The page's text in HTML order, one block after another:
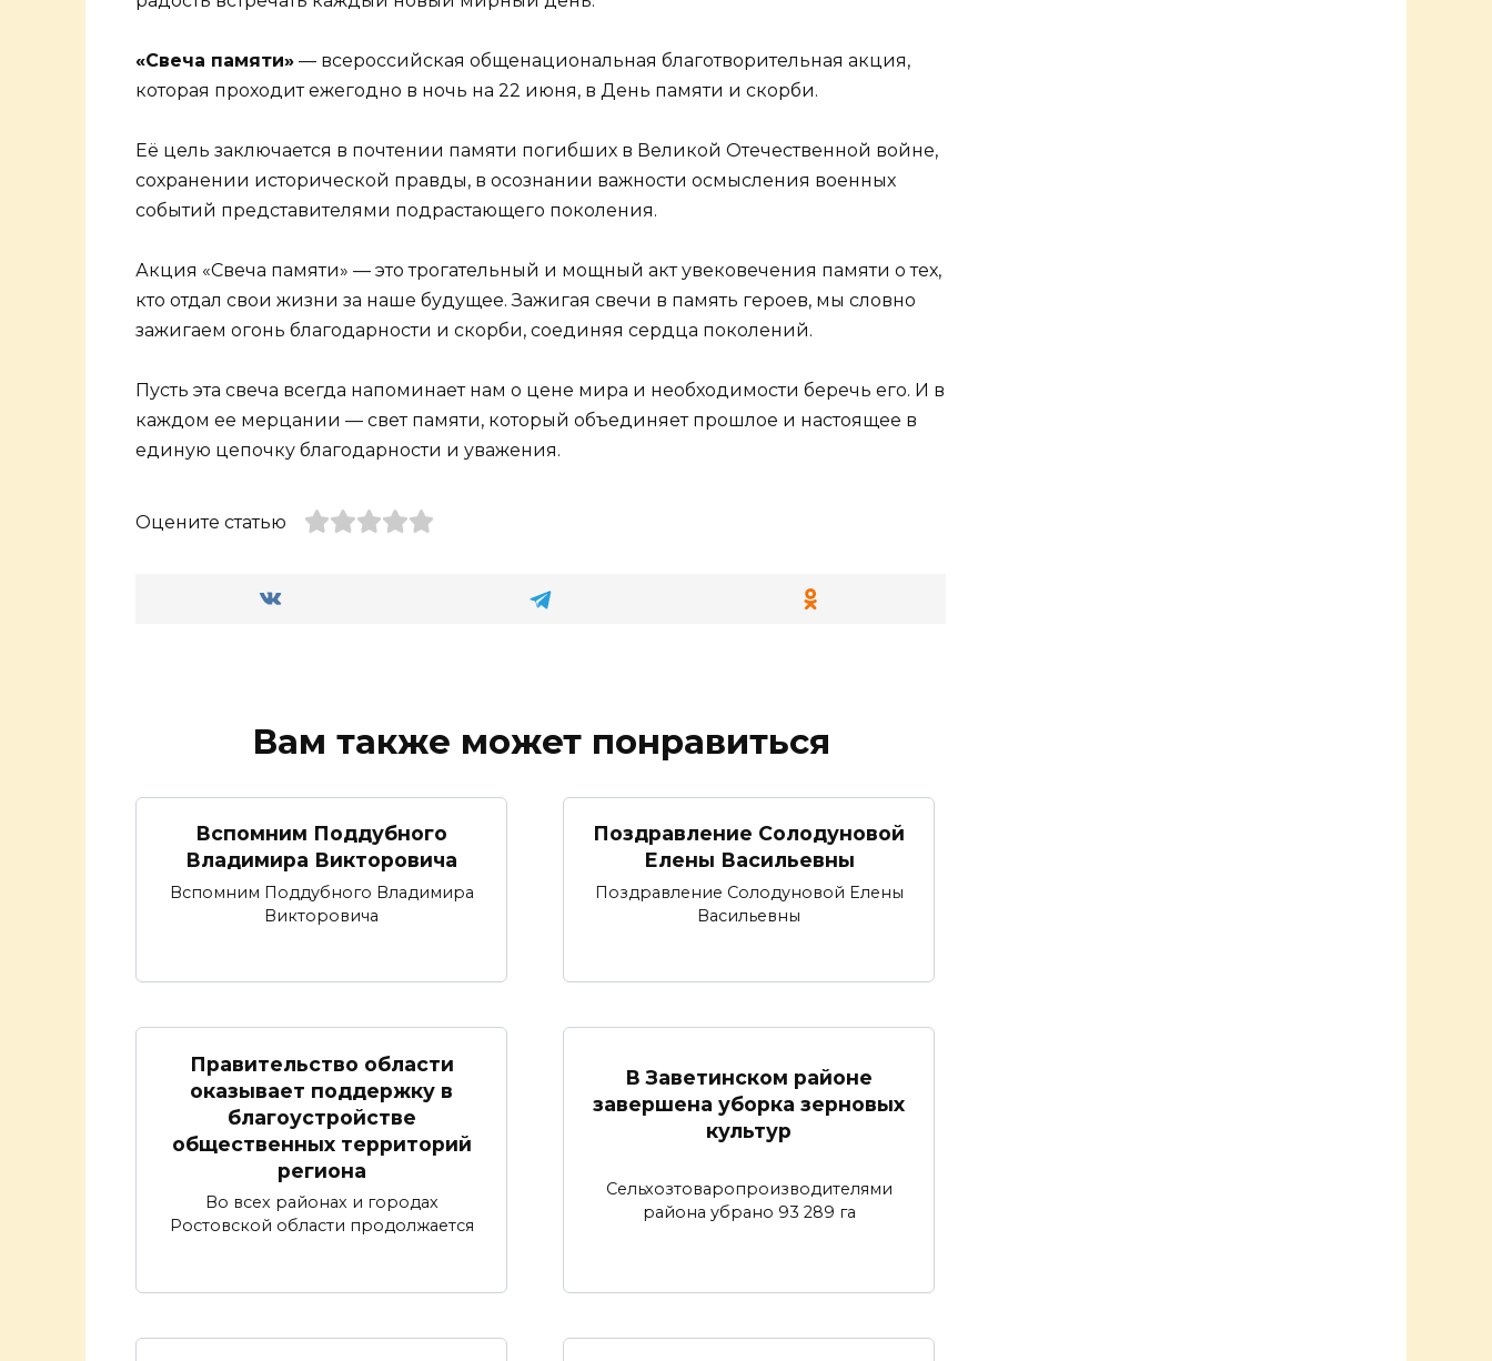
«Свеча памяти» — всероссийская общенациональная благотворительная акция,
которая проходит ежегодно в ночь на 22 июня, в День памяти и скорби.
Её цель заключается в почтении памяти погибших в Великой Отечественной войне,
сохранении исторической правды, в осознании важности осмысления военных
событий представителями подрастающего поколения.
Акция «Свеча памяти» — это трогательный и мощный акт увековечения памяти о тех,
кто отдал свои жизни за наше будущее. Зажигая свечи в память героев, мы словно
зажигаем огонь благодарности и скорби, соединяя сердца поколений.
Пусть эта свеча всегда напоминает нам о цене мира и необходимости беречь его. И в
каждом ее мерцании — свет памяти, который объединяет прошлое и настоящее в
единую цепочку благодарности и уважения.
Оцените статью
Вам также может понравиться
Вспомним Поддубного
Владимира Викторовича
Вспомним Поддубного Владимира
Викторовича
Поздравление Солодуновой
Елены Васильевны
Поздравление Солодуновой Елены
Васильевны
Правительство области
оказывает поддержку в
благоустройстве
общественных территорий
региона
Во всех районах и городах
Ростовской области продолжается
В Заветинском районе
завершена уборка зерновых
культур
Сельхозтоваропроизводителями
района убрано 93 289 га